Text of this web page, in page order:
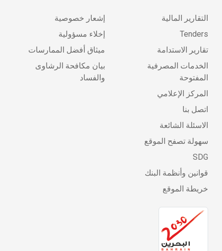
التقارير المالية
Tenders
تقارير الاستدامة
الخدمات المصرفية
المفتوحة
المركز الإعلامي
اتصل بنا
الاسئلة الشائعة
سهولة تصفح الموقع
SDG
قوانين وأنظمة البنك
خريطة الموقع
إشعار خصوصية
إخلاء مسؤولية
ميثاق أفضل الممارسات
بيان مكافحة الرشاوى
والفساد